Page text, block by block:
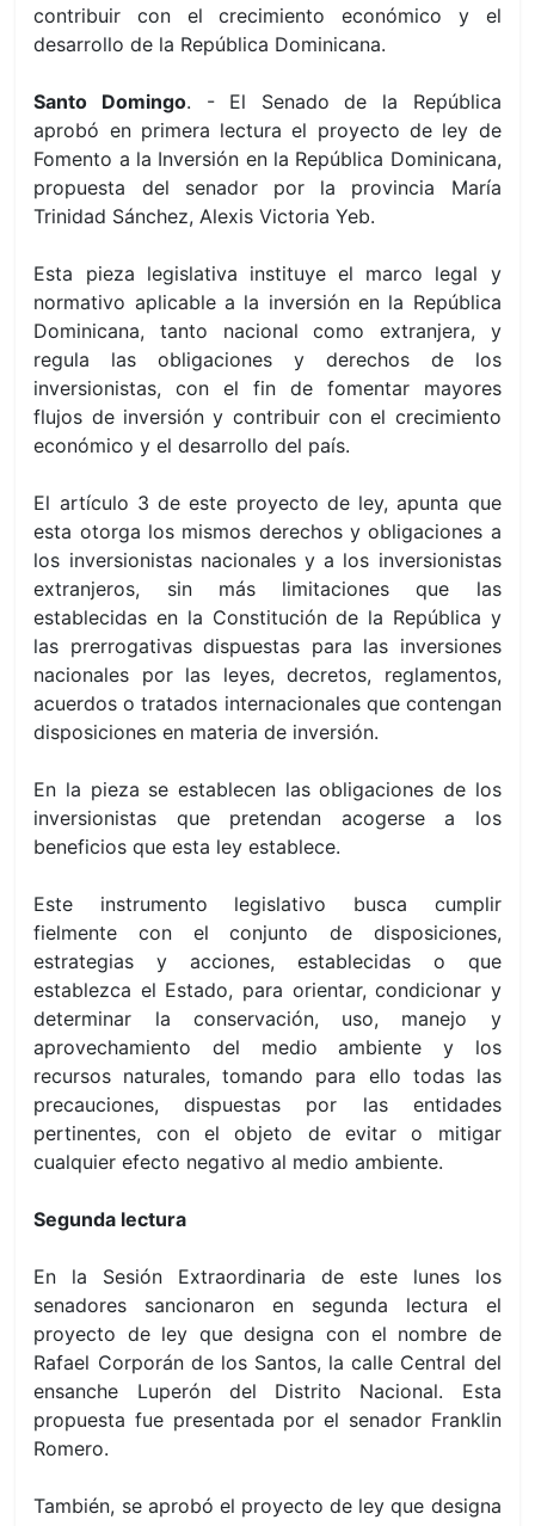
contribuir con el crecimiento económico y el
desarrollo de la República Dominicana.
Santo Domingo. - El Senado de la República
aprobó en primera lectura el proyecto de ley de
Fomento a la Inversión en la República Dominicana,
propuesta del senador por la provincia María
Trinidad Sánchez, Alexis Victoria Yeb.
Esta pieza legislativa instituye el marco legal y
normativo aplicable a la inversión en la República
Dominicana, tanto nacional como extranjera, y
regula las obligaciones y derechos de los
inversionistas, con el fin de fomentar mayores
flujos de inversión y contribuir con el crecimiento
económico y el desarrollo del país.
El artículo 3 de este proyecto de ley, apunta que
esta otorga los mismos derechos y obligaciones a
los inversionistas nacionales y a los inversionistas
extranjeros, sin más limitaciones que las
establecidas en la Constitución de la República y
las prerrogativas dispuestas para las inversiones
nacionales por las leyes, decretos, reglamentos,
acuerdos o tratados internacionales que contengan
disposiciones en materia de inversión.
En la pieza se establecen las obligaciones de los
inversionistas que pretendan acogerse a los
beneficios que esta ley establece.
Este instrumento legislativo busca cumplir
fielmente con el conjunto de disposiciones,
estrategias y acciones, establecidas o que
establezca el Estado, para orientar, condicionar y
determinar la conservación, uso, manejo y
aprovechamiento del medio ambiente y los
recursos naturales, tomando para ello todas las
precauciones, dispuestas por las entidades
pertinentes, con el objeto de evitar o mitigar
cualquier efecto negativo al medio ambiente.
Segunda lectura
En la Sesión Extraordinaria de este lunes los
senadores sancionaron en segunda lectura el
proyecto de ley que designa con el nombre de
Rafael Corporán de los Santos, la calle Central del
ensanche Luperón del Distrito Nacional. Esta
propuesta fue presentada por el senador Franklin
Romero.
También, se aprobó el proyecto de ley que designa